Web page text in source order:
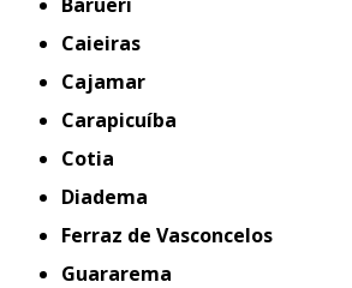
Caieiras
Cajamar
Carapicuíba
Cotia
Diadema
Ferraz de Vasconcelos
Guararema